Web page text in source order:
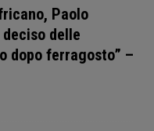
Paolo
deciso delle
dopo ferragosto” –